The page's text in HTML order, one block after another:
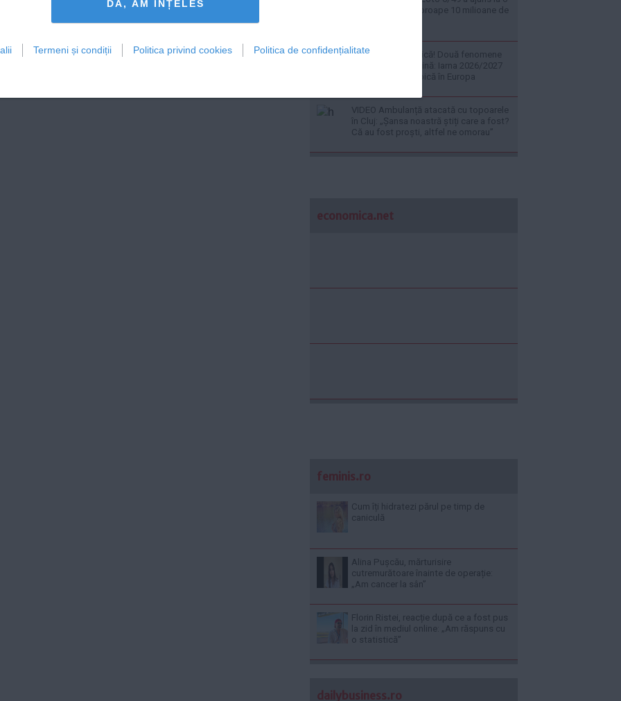
DA, AM INȚELES
Termeni și condiții Politica privind cookies Politica de confidențialitate
sumă uriașă de aproape 10 milioane de
Alertă climatologică! Două fenomene
extreme se combină: Iarna 2026/2027
va fi una total atipică în Europa
VIDEO Ambulanță atacată cu topoarele
în Cluj: „Șansa noastră știți care a fost?
Că au fost proști, altfel ne omorau”
economica.net
feminis.ro
Cum îți hidratezi părul pe timp de
caniculă
Alina Pușcău, mărturisire
cutremurătoare înainte de operație:
„Am cancer la sân”
Florin Ristei, reacție după ce a fost pus
la zid în mediul online: „Am răspuns cu
o statistică”
dailybusiness.ro